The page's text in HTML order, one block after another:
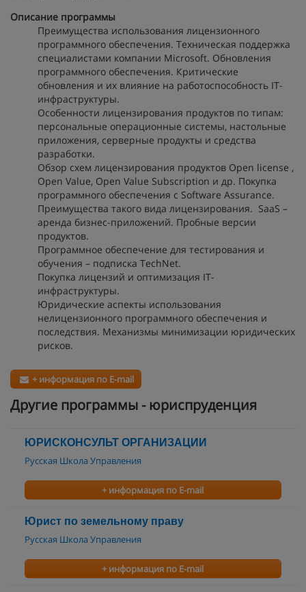
Описание программы
Преимущества использования лицензионного
программного обеспечения. Техническая поддержка
специалистами компании Microsoft. Обновления
программного обеспечения. Критические
обновления и их влияние на работоспособность IT-
инфраструктуры.
Особенности лицензирования продуктов по типам:
персональные операционные системы, настольные
приложения, серверные продукты и средства
разработки.
Обзор схем лицензирования продуктов Open license ,
Open Value, Open Value Subscription и др. Покупка
программного обеспечения с Software Assurance.
Преимущества такого вида лицензирования. SaaS –
аренда бизнес-приложений. Пробные версии
продуктов.
Программное обеспечение для тестирования и
обучения – подписка TechNet.
Покупка лицензий и оптимизация IT-
инфраструктуры.
Юридические аспекты использования
нелицензионного программного обеспечения и
последствия. Механизмы минимизации юридических
рисков.
+ информация по E-mail
Другие программы - юриспруденция
ЮРИСКОНСУЛЬТ ОРГАНИЗАЦИИ
Русская Школа Управления
+ информация по E-mail
Юрист по земельному праву
Русская Школа Управления
+ информация по E-mail